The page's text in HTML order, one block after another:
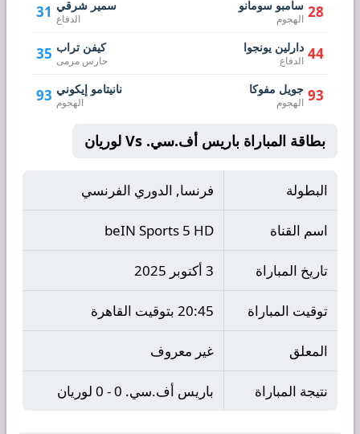
31 سمير شرقي
الدفاع
35 كيفن تراب
حارس مرمى
93 نانيتامو إيكوني
الهجوم
28 سامبو سومانو
الهجوم
44 دارلين يونجوا
الدفاع
93 جويل مفوكا
الهجوم
بطاقة المباراة باريس أف.سي. Vs لوريان
البطولة فرنسا, الدوري الفرنسي
اسم القناة beIN Sports 5 HD
تاريخ المباراة 3 أكتوبر 2025
توقيت المباراة 20:45 بتوقيت القاهرة
المعلق غير معروف
نتيجة المباراة باريس أف.سي. 0 - 0 لوريان